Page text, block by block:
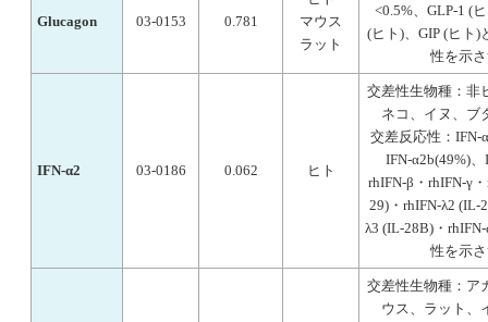
Glucagon 03-0153 0.781
マウス
ラット
<0.5%、GLP-1 (
(ヒト)、GIP (ヒト)
性を示
IFN-α2 03-0186 0.062 ヒト
交差性生物種：非
ネコ、イヌ、ブ
交差反応性：IFN-
IFN-α2b(49%)、
rhIFN-β・rhIFN-γ
29)・rhIFN-λ2 (IL-
λ3 (IL-28B)・
性を示
交差性生物種：ア
ウス、ラット、